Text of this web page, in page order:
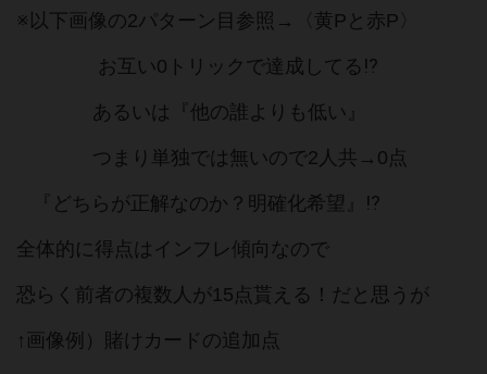
※以下画像の2パターン目参照→〈黄Pと赤P〉
お互い0トリックで達成してる⁉︎
あるいは『他の誰よりも低い』
つまり単独では無いので2人共→0点
『どちらが正解なのか？明確化希望』⁉️
全体的に得点はインフレ傾向なので
恐らく前者の複数人が15点貰える！だと思うが
↑画像例）賭けカードの追加点